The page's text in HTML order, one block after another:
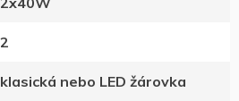
2
klasická nebo LED žárovka